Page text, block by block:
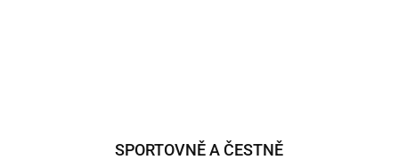
SPORTOVNĚ A ČESTNĚ